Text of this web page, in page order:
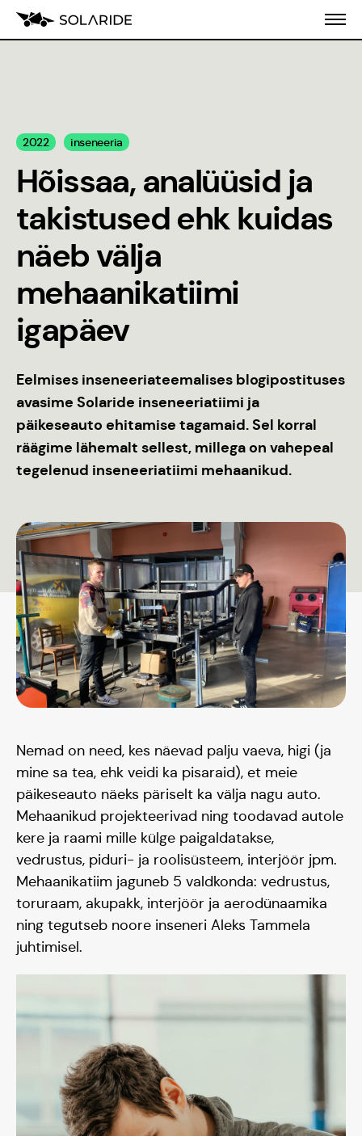
Koolitusprogramm
Blogi
Inseneeria
populariseerimine
Stiilijuhend
2022 inseneeria
Hõissaa, analüüsid ja
takistused ehk kuidas
näeb välja
mehaanikatiimi
igapäev
Eelmises inseneeriateemalises blogipostituses
avasime Solaride inseneeriatiimi ja
päikeseauto ehitamise tagamaid. Sel korral
räägime lähemalt sellest, millega on vahepeal
tegelenud inseneeriatiimi mehaanikud.
Nemad on need, kes näevad palju vaeva, higi (ja
mine sa tea, ehk veidi ka pisaraid), et meie
päikeseauto näeks päriselt ka välja nagu auto.
Mehaanikud projekteerivad ning toodavad autole
kere ja raami mille külge paigaldatakse,
vedrustus, piduri- ja roolisüsteem, interjöör jpm.
Mehaanikatiim jaguneb 5 valdkonda: vedrustus,
toruraam, akupakk, interjöör ja aerodünaamika
ning tegutseb noore inseneri Aleks Tammela
juhtimisel.